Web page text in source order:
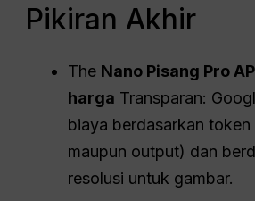
Pikiran Akhir
The Nano Pisang Pro
harga Transparan:
biaya berdasarkan
maupun output) dan
resolusi untuk gambar.